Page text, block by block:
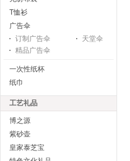
T恤衫
广告伞
订制广告伞
天堂伞
精品广告伞
一次性纸杯
纸巾
工艺礼品
博之源
紫砂壶
皇家泰芝宝